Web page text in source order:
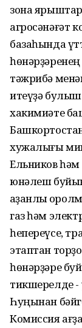
зона
базаһында
тәжрибә
итеүҙә
хакимиәте
хужалығы
Ельников һәм
юнәлеш
ҡаҙанлыҡ
газ һәм
һепереүсе,
этаптан
һөнәрҙәре
тикшерелде -
Һуңынан
Комиссия